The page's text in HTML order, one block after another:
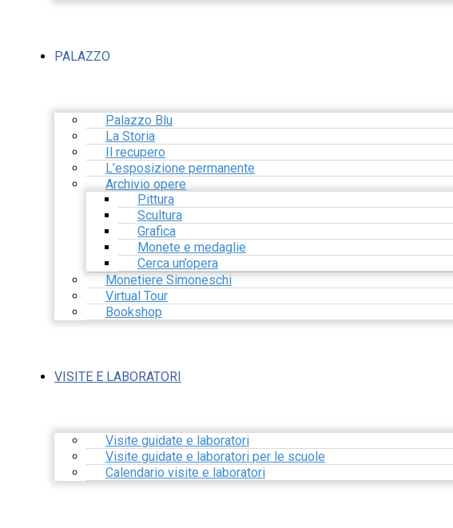
PALAZZO
Palazzo Blu
La Storia
Il recupero
L’esposizione permanente
Archivio opere
Pittura
Scultura
Grafica
Monete e medaglie
Cerca un’opera
Monetiere Simoneschi
Virtual Tour
Bookshop
VISITE E LABORATORI
Visite guidate e laboratori
Visite guidate e laboratori per le scuole
Calendario visite e laboratori